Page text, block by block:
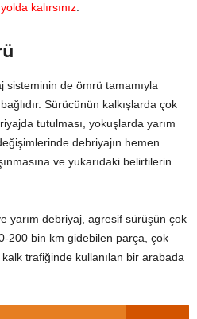
yolda kalırsınız
sisteminin de ömrü tamamıyla
Sürücünün kalkışlarda çok
tutulması, yokuşlarda yarım
debriyajın hemen
ve yukarıdaki belirtilerin
yarım debriyaj, agresif sürüşün çok
200 bin km gidebilen parça, çok
trafiğinde kullanılan bir arabada